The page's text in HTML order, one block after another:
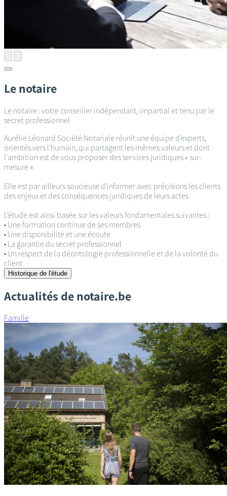
Le notaire
Le notaire : votre conseiller indépendant, impartial et tenu par le
secret professionnel
Aurélie Léonard Société Notariale réunit une équipe d'experts,
orientés vers l'humain, qui partagent les mêmes valeurs et dont
l'ambition est de vous proposer des services juridiques « sur-
mesure ».
Elle est par ailleurs soucieuse d'informer avec précisions les clients
des enjeux et des conséquences juridiques de leurs actes
L'étude est ainsi basée sur les valeurs fondamentales suivantes :
• Une formation continue de ses membres
• Une disponibilité et une écoute
• La garantie du secret professionnel
• Un respect de la déontologie professionnelle et de la volonté du
client
Historique de l'étude
Actualités de notaire.be
Famille